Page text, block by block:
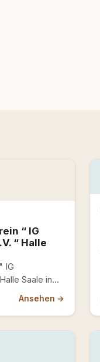
“ IG
“ Halle
IG
Saale in
Ansehen →